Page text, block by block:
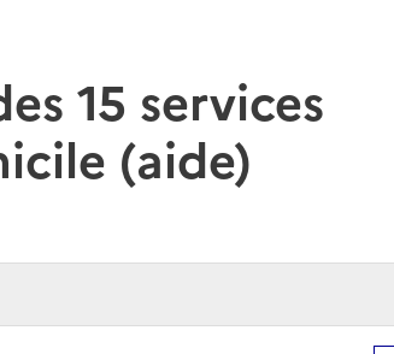
15 services
(aide)